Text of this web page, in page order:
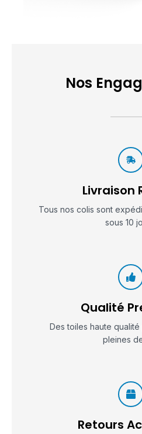
Nos
Livraison
Tous nos colis sont
sous 10
Qualité
Des toiles haute
pleines
Retours